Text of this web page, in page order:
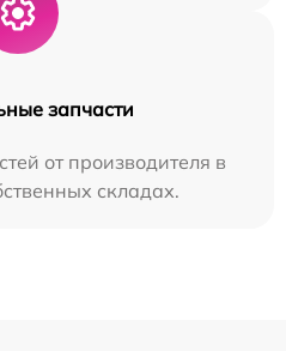
запчасти
от производителя в
складах.